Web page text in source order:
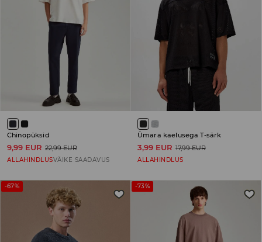
Chinopüksid
9,99 EUR 22,99 EUR
ALLAHINDLUSVÄIKE SAADAVUS
Ümara kaelusega T-särk
3,99 EUR 17,99 EUR
ALLAHINDLUS
-67% -73%